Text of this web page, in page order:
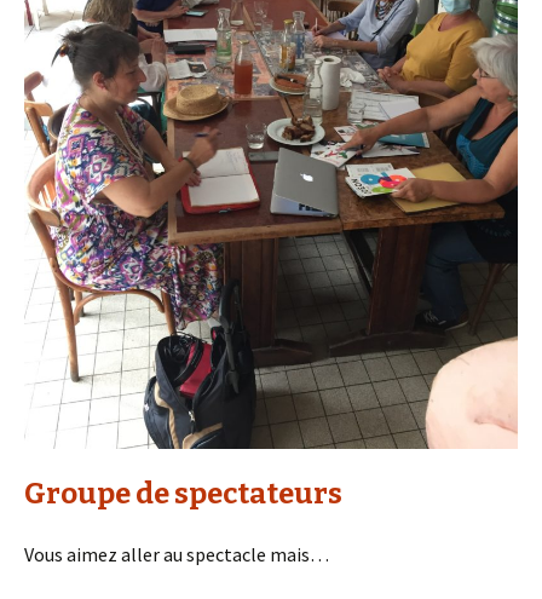
Groupe de spectateurs
Vous aimez aller au spectacle mais…